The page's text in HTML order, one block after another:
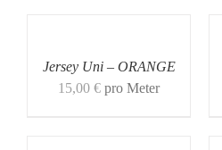
Jersey Uni – ORANGE
15,00 € pro Meter